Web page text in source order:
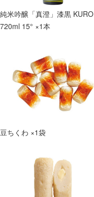
純米吟醸「真澄」漆黒 KURO
720ml 15° ×1本
豆ちくわ ×1袋